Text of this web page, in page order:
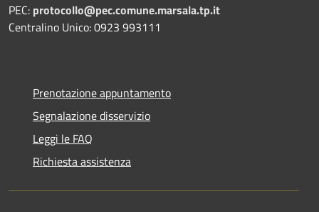
PEC: protocollo@pec.comune.marsala.tp.it
Centralino Unico: 0923 993111
Prenotazione appuntamento
Segnalazione disservizio
Leggi le FAQ
Richiesta assistenza